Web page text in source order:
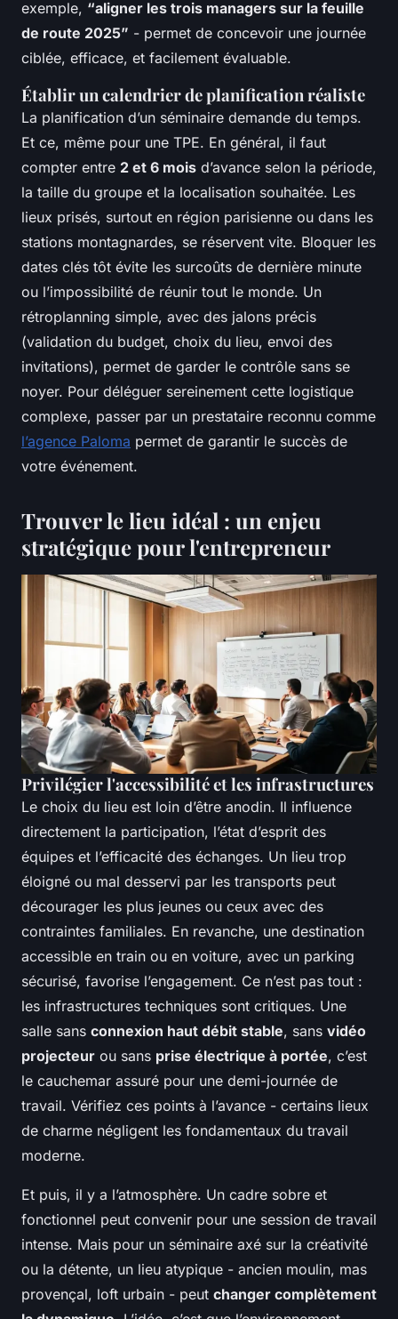
exemple, “aligner les trois managers sur la feuille
de route 2025” - permet de concevoir une journée
ciblée, efficace, et facilement évaluable.
Établir un calendrier de planification réaliste
La planification d’un séminaire demande du temps.
Et ce, même pour une TPE. En général, il faut
compter entre 2 et 6 mois d’avance selon la période,
la taille du groupe et la localisation souhaitée. Les
lieux prisés, surtout en région parisienne ou dans les
stations montagnardes, se réservent vite. Bloquer les
dates clés tôt évite les surcoûts de dernière minute
ou l’impossibilité de réunir tout le monde. Un
rétroplanning simple, avec des jalons précis
(validation du budget, choix du lieu, envoi des
invitations), permet de garder le contrôle sans se
noyer. Pour déléguer sereinement cette logistique
complexe, passer par un prestataire reconnu comme
l’agence Paloma permet de garantir le succès de
votre événement.
Trouver le lieu idéal : un enjeu
stratégique pour l'entrepreneur
Privilégier l'accessibilité et les infrastructures
Le choix du lieu est loin d’être anodin. Il influence
directement la participation, l’état d’esprit des
équipes et l’efficacité des échanges. Un lieu trop
éloigné ou mal desservi par les transports peut
décourager les plus jeunes ou ceux avec des
contraintes familiales. En revanche, une destination
accessible en train ou en voiture, avec un parking
sécurisé, favorise l’engagement. Ce n’est pas tout :
les infrastructures techniques sont critiques. Une
salle sans connexion haut débit stable, sans vidéo
projecteur ou sans prise électrique à portée, c’est
le cauchemar assuré pour une demi-journée de
travail. Vérifiez ces points à l’avance - certains lieux
de charme négligent les fondamentaux du travail
moderne.
Et puis, il y a l’atmosphère. Un cadre sobre et
fonctionnel peut convenir pour une session de travail
intense. Mais pour un séminaire axé sur la créativité
ou la détente, un lieu atypique - ancien moulin, mas
provençal, loft urbain - peut changer complètement